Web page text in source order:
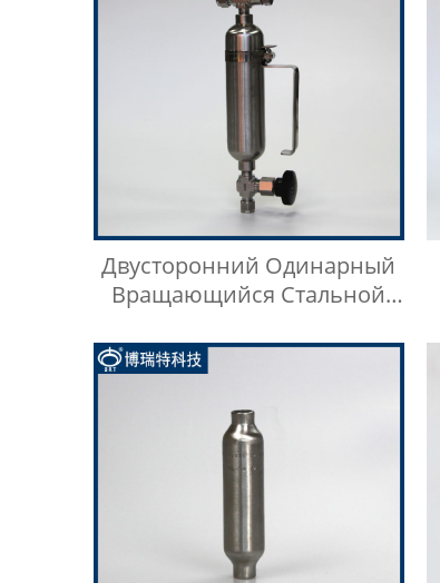
Двусторонний Одинарный
Вращающийся Стальной